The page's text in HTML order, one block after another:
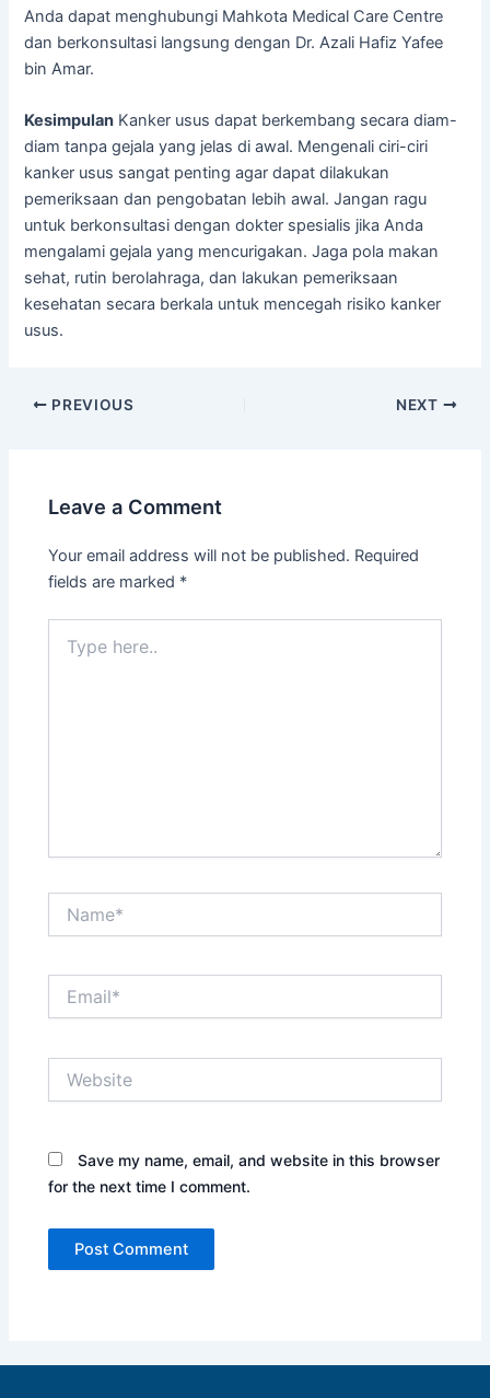
Anda dapat menghubungi Mahkota Medical Care Centre
dan berkonsultasi langsung dengan Dr. Azali Hafiz Yafee
bin Amar.
Kesimpulan Kanker usus dapat berkembang secara diam-
diam tanpa gejala yang jelas di awal. Mengenali ciri-ciri
kanker usus sangat penting agar dapat dilakukan
pemeriksaan dan pengobatan lebih awal. Jangan ragu
untuk berkonsultasi dengan dokter spesialis jika Anda
mengalami gejala yang mencurigakan. Jaga pola makan
sehat, rutin berolahraga, dan lakukan pemeriksaan
kesehatan secara berkala untuk mencegah risiko kanker
usus.
PREVIOUS NEXT
Leave a Comment
Your email address will not be published. Required
fields are marked *
Save my name, email, and website in this browser
for the next time I comment.